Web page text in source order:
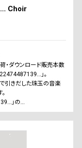
Choir
・ダウンロード販売本数
」。
引きだした珠玉の音楽
」の...